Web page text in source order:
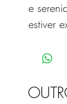
e
estiver